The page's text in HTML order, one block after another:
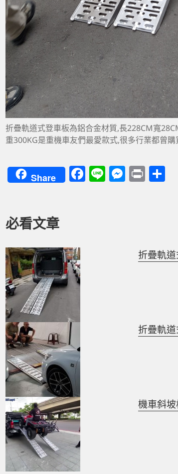
折疊軌道式登車板為鋁合金材質,長228CM寬
重300KG是重機車友們最愛款式,很多行業都曾購
Share F Li M
er
P
必看文章
折疊軌
折疊軌
機車斜坡